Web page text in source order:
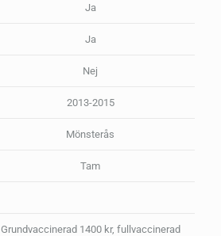
Ja
Ja
Nej
2013-2015
Mönsterås
Tam
Grundvaccinerad 1400 kr, fullvaccinerad